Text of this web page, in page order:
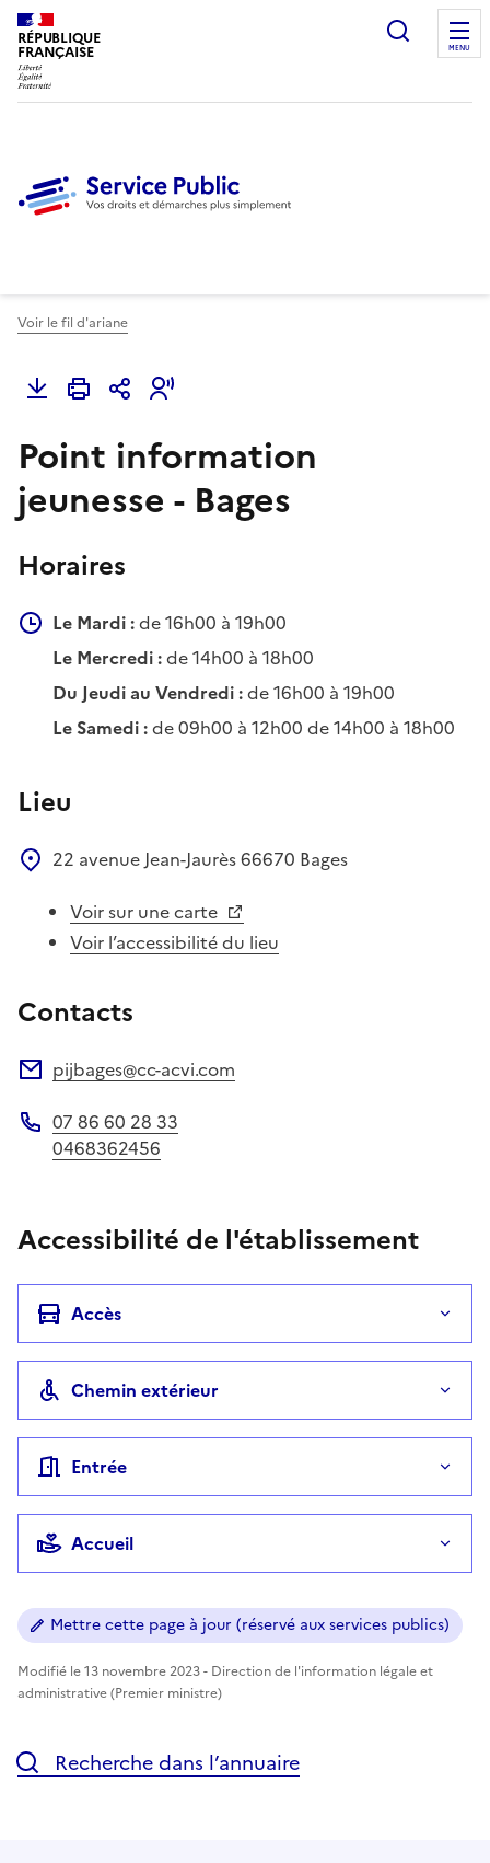
RÉPUBLIQUE
FRANÇAISE
Ouvrir
MENU
Voir le fil d'ariane
Point information
jeunesse - Bages
Horaires
Le Mardi :de 16h00 à 19h00
Le Mercredi :de 14h00 à 18h00
Du Jeudi au Vendredi :de 16h00 à 19h00
Le Samedi :de 09h00 à 12h00 de 14h00 à 18h00
Lieu
22 avenue Jean-Jaurès66670 Bages
Voir sur une carte
Voir l’accessibilité du lieu
Contacts
pijbages@cc-acvi.com
Téléphone
07 86 60 28 33
0468362456
Accessibilité de l'établissement
Accès
Chemin extérieur
Entrée
Accueil
Mettre cette page à jour (réservé aux services publics)
Modifié le 13 novembre 2023 - Direction de l'information légale et
administrative (Premier ministre)
Recherche dans l’annuaire